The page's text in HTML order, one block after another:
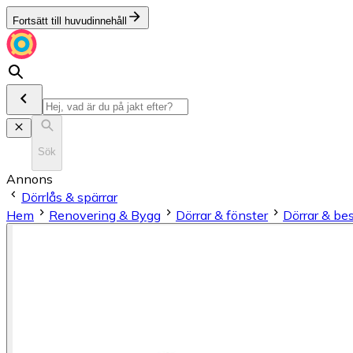
Fortsätt till huvudinnehåll
Sök
Annons
Dörrlås & spärrar
Hem
Renovering & Bygg Dörrar & fönster Dörrar &